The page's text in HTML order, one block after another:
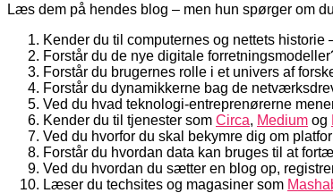
Læs dem på hendes blog – men hun spørger om
Kender du til computernes og nettets
Forstår du de nye digitale
Forstår du brugernes rolle i et univers af
Forstår du dynamikkerne bag de
Ved du hvad teknologi-entreprenørerne
Kender du til tjenester som Circa, Medium og
Ved du hvorfor du skal bekymre dig om
Forstår du hvordan data kan bruges til at
Ved du hvordan du sætter en blog op,
Læser du techsites og magasiner som